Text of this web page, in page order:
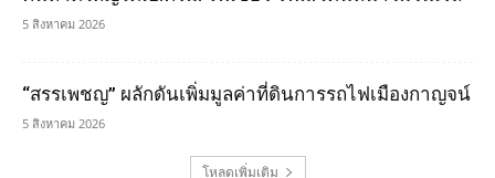
5 สิงหาคม 2026
“สรรเพชญ” ผลักดันเพิ่มมูลค่าที่ดินการรถไฟเมืองกาญจน์
5 สิงหาคม 2026
โหลดเพิ่มเติม